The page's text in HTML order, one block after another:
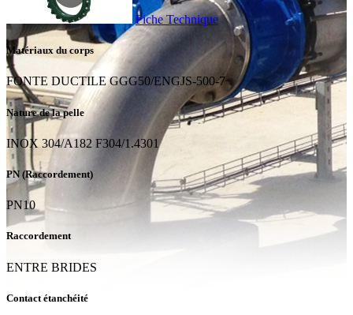
Fiche Technique
Matériaux du corps
FONTE DUCTILE GGG50/ENGJS-500-7
Nature de la pelle
INOX 304/A182 F304/1.4301
PN (Raccordement)
PN10
Raccordement
ENTRE BRIDES
Contact étanchéité